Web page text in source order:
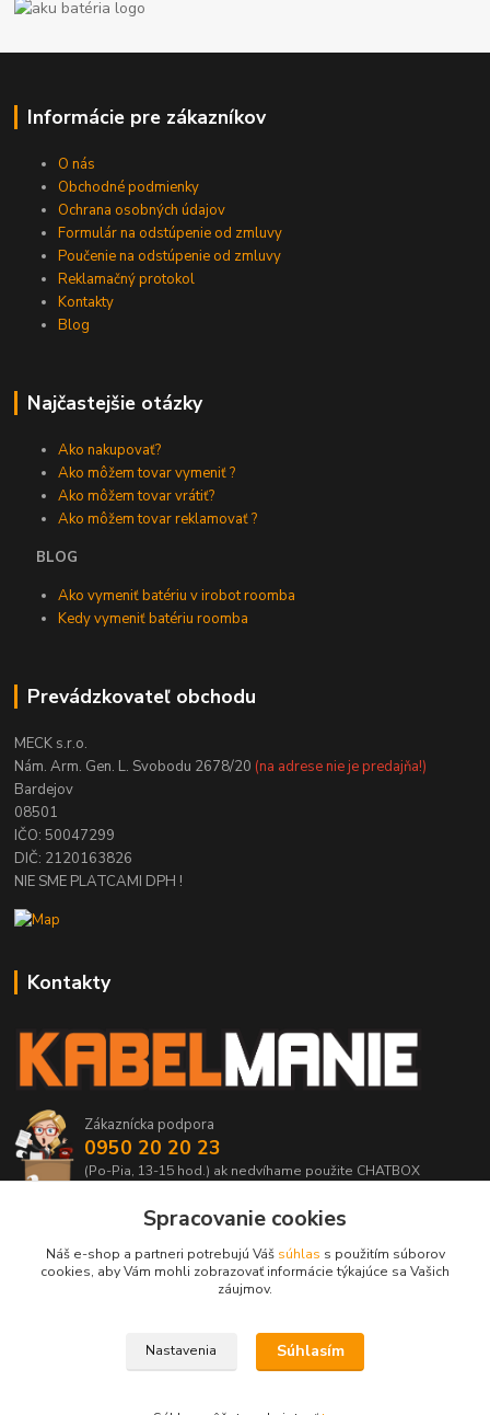
Informácie pre zákazníkov
O nás
Obchodné podmienky
Ochrana osobných údajov
Formulár na odstúpenie od zmluvy
Poučenie na odstúpenie od zmluvy
Reklamačný protokol
Kontakty
Blog
Najčastejšie otázky
Ako nakupovať?
Ako môžem tovar vymeniť ?
Ako môžem tovar vrátiť?
Ako môžem tovar reklamovať ?
BLOG
Ako vymeniť batériu v irobot roomba
Kedy vymeniť batériu roomba
Prevádzkovateľ obchodu
MECK s.r.o.
Nám. Arm. Gen. L. Svobodu 2678/20 (na adrese nie je predajňa!)
Bardejov
08501
IČO: 50047299
DIČ: 2120163826
NIE SME PLATCAMI DPH !
Kontakty
Zákaznícka podpora
0950 20 20 23
(Po-Pia, 13-15 hod.) ak nedvíhame použite CHATBOX
info@kabelmanie.sk
Upravit sběr cookies.
Spracovanie cookies
Náš e-shop a partneri potrebujú Váš súhlas s použitím súborov
cookies, aby Vám mohli zobrazovať informácie týkajúce sa Vašich
záujmov.
Nastavenia Súhlasím